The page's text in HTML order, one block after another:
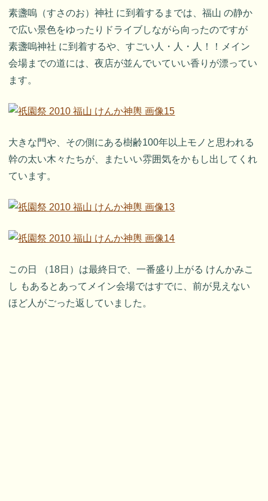
素盞嗚（すさのお）神社 に到着するまでは、福山 の静か
で広い景色をゆったりドライブしながら向ったのですが
素盞嗚神社 に到着するや、すごい人・人・人！！メイン
会場までの道には、夜店が並んでいていい香りが漂ってい
ます。
大きな門や、その側にある樹齢100年以上モノと思われる
幹の太い木々たちが、またいい雰囲気をかもし出してくれ
ています。
この日 （18日）は最終日で、一番盛り上がる けんかみこ
し もあるとあってメイン会場ではすでに、前が見えない
ほど人がごった返していました。